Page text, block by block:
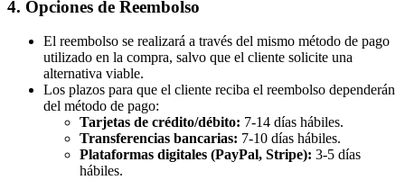
4. Opciones de Reembolso
El reembolso se realizará a través del mismo método de pago
utilizado en la compra, salvo que el cliente solicite una
alternativa viable.
Los plazos para que el cliente reciba el reembolso dependerán
del método de pago:
Tarjetas de crédito/débito: 7-14 días hábiles.
Transferencias bancarias: 7-10 días hábiles.
Plataformas digitales (PayPal, Stripe): 3-5 días
hábiles.